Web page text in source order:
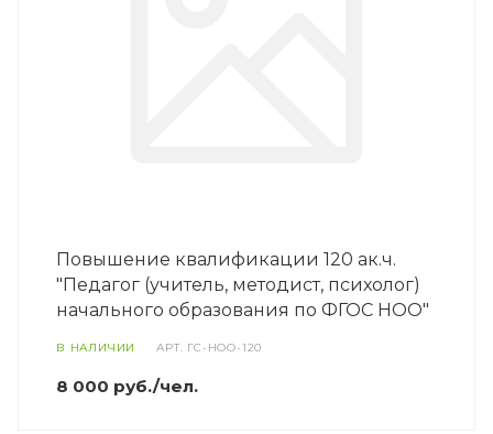
Повышение квалификации 120 ак.ч.
"Педагог (учитель, методист, психолог)
начального образования по ФГОС НОО"
В НАЛИЧИИ АРТ. ГС-НОО-120
8 000 руб./чел.